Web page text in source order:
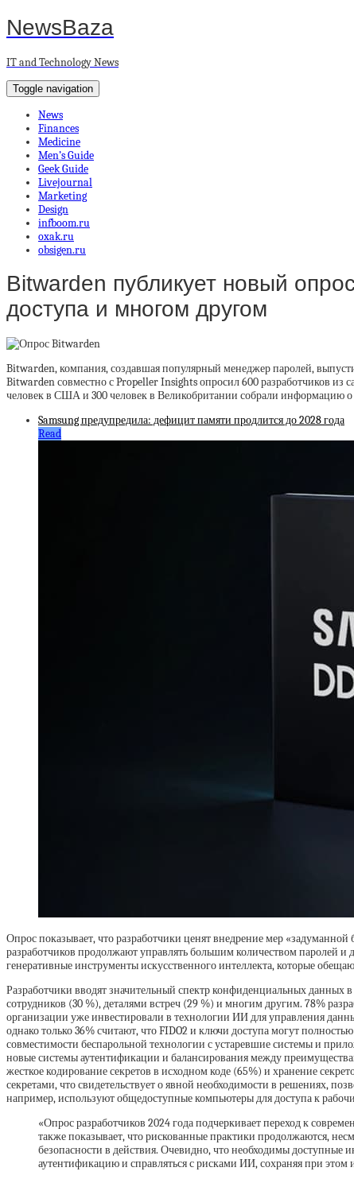
NewsBaza
IT and Technology News
Toggle navigation
News
Finances
Medicine
Men’s Guide
Geek Guide
Livejournal
Marketing
Design
infboom.ru
oxak.ru
obsigen.ru
Bitwarden публикует новый
доступа и многом другом
Bitwarden, компания, создавшая популярный менеджер паролей,
Bitwarden совместно с Propeller Insights опросил 600 разработчиков из
человек в США и 300 человек в Великобритании собрали информацию о
Samsung предупредила: дефицит памяти продлится до 2028 года
Read
Опрос показывает, что разработчики ценят внедрение мер
разработчиков продолжают управлять большим количеством паролей и
генеративные инструменты искусственного интеллекта, которые
Разработчики вводят значительный спектр конфиденциальных данных
сотрудников (30 %), деталями встреч (29 %) и многим другим. 78%
организации уже инвестировали в технологии ИИ для управления
однако только 36% считают, что FIDO2 и ключи доступа могут
совместимости беспарольной технологии с устаревшие системы и
новые системы аутентификации и балансирования между
жесткое кодирование секретов в исходном коде (65%) и хранение
секретами, что свидетельствует о явной необходимости в решениях,
например, используют общедоступные компьютеры для доступа к
«Опрос разработчиков 2024 года подчеркивает переход к
также показывает, что рискованные практики продолжаются,
безопасности в действия. Очевидно, что необходимы доступные
аутентификацию и справляться с рисками ИИ, сохраняя при этом